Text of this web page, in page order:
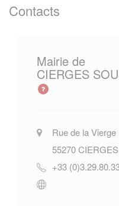
Contacts
Mairie de
CIERGES
Rue de la Vierge
55270
+33